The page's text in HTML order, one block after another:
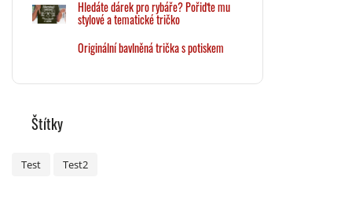
Hledáte dárek pro rybáře? Pořiďte mu
stylové a tematické tričko
Originální bavlněná trička s potiskem
Štítky
Test Test2